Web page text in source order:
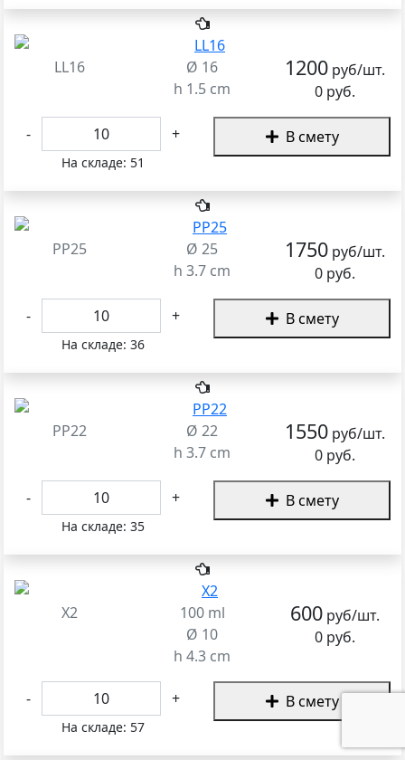
LL16
Ø 16
h 1.5 cm
1200 руб/шт.
0 руб.
- +
На складе: 51
В смету
PP25
Ø 25
h 3.7 cm
1750 руб/шт.
0 руб.
- +
На складе: 36
В смету
PP22
Ø 22
h 3.7 cm
1550 руб/шт.
0 руб.
- +
На складе: 35
В смету
X2
100 ml
Ø 10
h 4.3 cm
600 руб/шт.
0 руб.
- +
На складе: 57
В смету